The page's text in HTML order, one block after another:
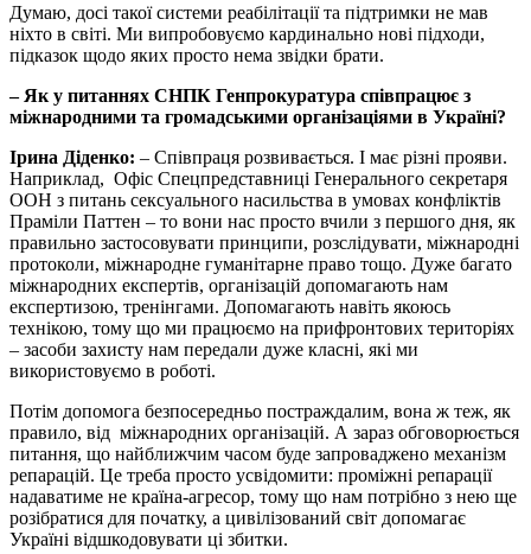
Думаю, досі такої системи реабілітації та підтримки не мав
ніхто в світі. Ми випробовуємо кардинально нові підходи,
підказок щодо яких просто нема звідки брати.
– Як у питаннях СНПК Генпрокуратура співпрацює з
міжнародними та громадськими організаціями в Україні?
Ірина Діденко: – Співпраця розвивається. І має різні прояви.
Наприклад, Офіс Спецпредставниці Генерального секретаря
ООН з питань сексуального насильства в умовах конфліктів
Праміли Паттен – то вони нас просто вчили з першого дня, як
правильно застосовувати принципи, розслідувати, міжнародні
протоколи, міжнародне гуманітарне право тощо. Дуже багато
міжнародних експертів, організацій допомагають нам
експертизою, тренінгами. Допомагають навіть якоюсь
технікою, тому що ми працюємо на прифронтових територіях
– засоби захисту нам передали дуже класні, які ми
використовуємо в роботі.
Потім допомога безпосередньо постраждалим, вона ж теж, як
правило, від міжнародних організацій. А зараз обговорюється
питання, що найближчим часом буде запроваджено механізм
репарацій. Це треба просто усвідомити: проміжні репарації
надаватиме не країна-агресор, тому що нам потрібно з нею ще
розібратися для початку, а цивілізований світ допомагає
Україні відшкодовувати ці збитки.